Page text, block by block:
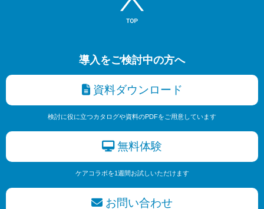
導入をご検討中の方へ
資料ダウンロード
検討に役に立つカタログや資料のPDFをご用意しています
無料体験
ケアコラボを1週間お試しいただけます
お問い合わせ